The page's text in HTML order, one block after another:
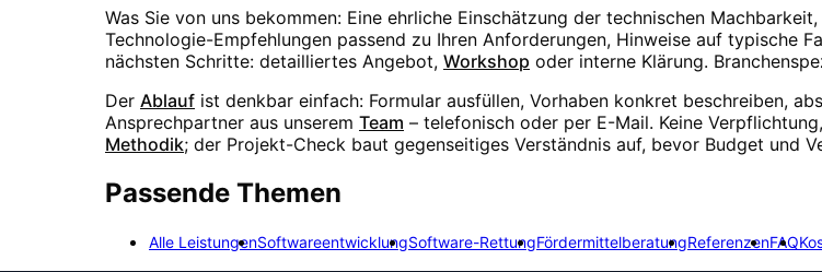
Was Sie von uns bekommen: Eine ehrliche Einschätzung der technischen
Technologie-Empfehlungen passend zu Ihren Anforderungen, Hinweise auf typische
nächsten Schritte: detailliertes Angebot, Workshop oder interne Klärung.
Der Ablauf ist denkbar einfach: Formular ausfüllen, Vorhaben konkret beschreiben,
Ansprechpartner aus unserem Team – telefonisch oder per E-Mail. Keine
Methodik; der Projekt-Check baut gegenseitiges Verständnis auf, bevor Budget und
Passende Themen
Alle LeistungenSoftwareentwicklungSoftware-RettungFördermittelberatungReferenzenFAQ